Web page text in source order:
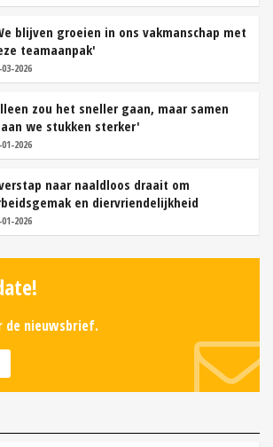
blijven groeien in ons vakmanschap met
teamaanpak'
2026
zou het sneller gaan, maar samen
we stukken sterker'
2026
naar naaldloos draait om
en diervriendelijkheid
2026
de nieuwsbrief.